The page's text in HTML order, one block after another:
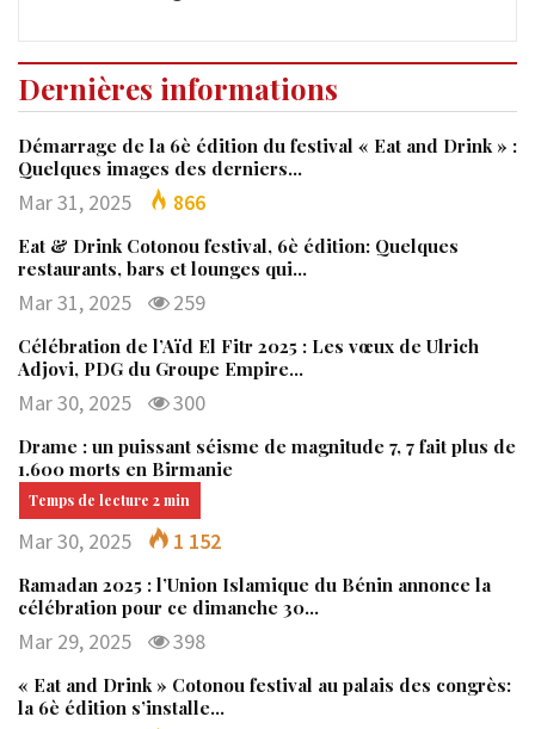
Dernières informations
Démarrage de la 6è édition du festival « Eat and Drink » :
Quelques images des derniers…
Mar 31, 2025 866
Eat & Drink Cotonou festival, 6è édition: Quelques
restaurants, bars et lounges qui…
Mar 31, 2025 259
Célébration de l’Aïd El Fitr 2025 : Les vœux de Ulrich
Adjovi, PDG du Groupe Empire…
Mar 30, 2025 300
Drame : un puissant séisme de magnitude 7, 7 fait plus de
1.600 morts en Birmanie
Mar 30, 2025 1 152
Ramadan 2025 : l’Union Islamique du Bénin annonce la
célébration pour ce dimanche 30…
Mar 29, 2025 398
« Eat and Drink » Cotonou festival au palais des congrès:
la 6è édition s’installe…